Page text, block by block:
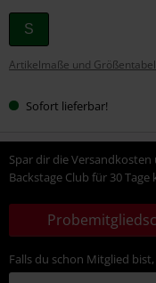
Wähle
deine
Größe
S
Artikelmaße und
Sofort lieferbar!
Spar dir die
Backstage Club für 30 Tage
Falls du schon Mitglied